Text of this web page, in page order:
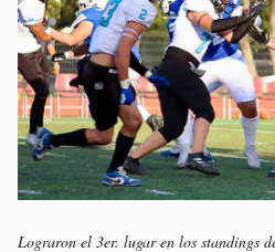
Lograron el 3er. lugar en los standings